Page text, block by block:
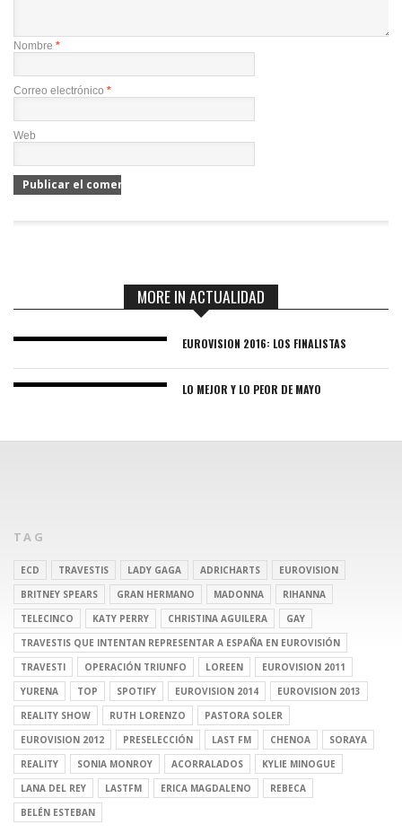
Nombre *
Correo electrónico *
Web
MORE IN ACTUALIDAD
EUROVISION 2016: LOS FINALISTAS
LO MEJOR Y LO PEOR DE MAYO
TAG
ECD TRAVESTIS LADY GAGA ADRICHARTS
EUROVISION
BRITNEY SPEARS
GRAN HERMANO MADONNA
RIHANNA
TELECINCO
KATY PERRY CHRISTINA AGUILERA
GAY
TRAVESTIS QUE INTENTAN REPRESENTAR A ESPAÑA EN EUROVISIÓN
TRAVESTI
OPERACIÓN TRIUNFO LOREEN
EUROVISION 2011
YURENA
TOP SPOTIFY EUROVISION 2014
EUROVISION 2013
REALITY SHOW
RUTH LORENZO
PASTORA SOLER
EUROVISION 2012
PRESELECCIÓN LAST FM CHENOA
SORAYA
REALITY
SONIA MONROY ACORRALADOS
KYLIE MINOGUE
LANA DEL REY
LASTFM ERICA MAGDALENO
REBECA
BELÉN ESTEBAN